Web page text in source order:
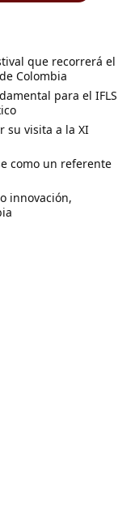
que recorrerá el
Colombia
para el IFLS
su visita a la XI
como un referente
innovación,